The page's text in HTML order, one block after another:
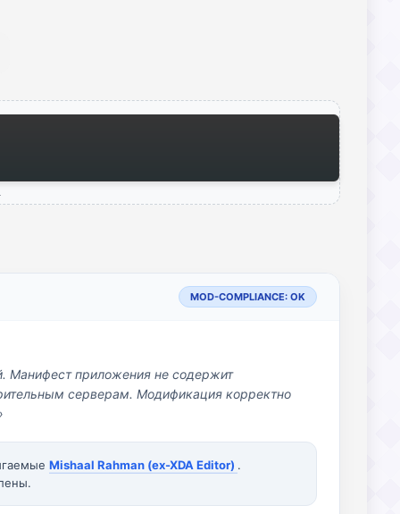
MOD-COMPLIANCE: OK
Манифест приложения не содержит
серверам. Модификация корректно
Mishaal Rahman (ex-XDA Editor) .